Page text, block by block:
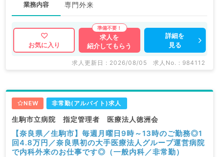
業務内容 専門外来
お気に入り
求人を
紹介してもらう
詳細を
見る
求人更新日 : 2026/08/05 求人No. : 984112
NEW 非常勤(アルバイト)求人
生駒市立病院 指定管理者 医療法人徳洲会
【奈良県／生駒市】毎週月曜日9時～13時のご勤務◎1
回4.8万円／奈良県初の大手医療法人グループ運営病院
で内科外来のお仕事です◎（一般内科／非常勤）